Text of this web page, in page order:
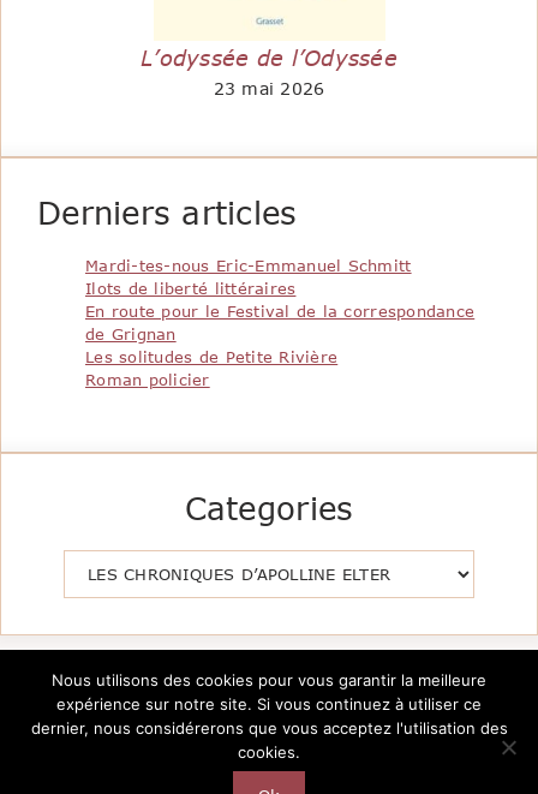
L’odyssée de l’Odyssée
23 mai 2026
Derniers articles
Mardi-tes-nous Eric-Emmanuel Schmitt
Ilots de liberté littéraires
En route pour le Festival de la correspondance
de Grignan
Les solitudes de Petite Rivière
Roman policier
Categories
Copyright @2026 Le Pavillon de la Littérature -
CréationAutarTICa
Nous utilisons des cookies pour vous garantir la meilleure
expérience sur notre site. Si vous continuez à utiliser ce
dernier, nous considérerons que vous acceptez l'utilisation des
cookies.